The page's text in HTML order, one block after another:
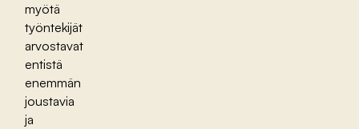
myötä
työntekijät
arvostavat
entistä
enemmän
joustavia
ja